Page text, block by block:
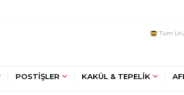
Tüm
POSTİŞLER KAKÜL & TEPELİK